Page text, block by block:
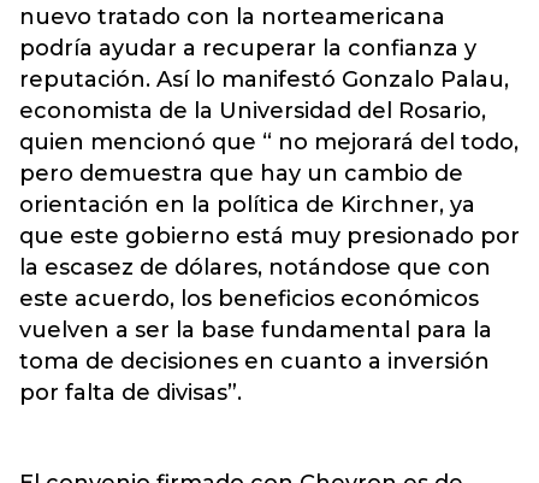
nuevo tratado con la norteamericana
podría ayudar a recuperar la confianza y
reputación. Así lo manifestó Gonzalo Palau,
economista de la Universidad del Rosario,
quien mencionó que “ no mejorará del todo,
pero demuestra que hay un cambio de
orientación en la política de Kirchner, ya
que este gobierno está muy presionado por
la escasez de dólares, notándose que con
este acuerdo, los beneficios económicos
vuelven a ser la base fundamental para la
toma de decisiones en cuanto a inversión
por falta de divisas”.